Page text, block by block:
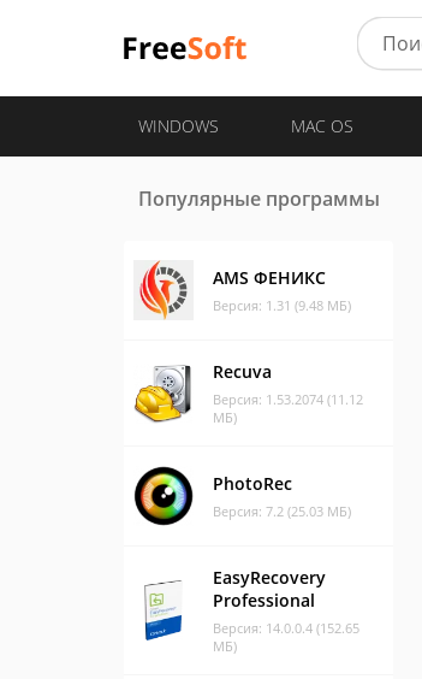
WINDOWS MAC OS
Популярные программы
AMS ФЕНИКС
Версия: 1.31 (9.48 МБ)
Recuva
Версия: 1.53.2074 (11.12
МБ)
PhotoRec
Версия: 7.2 (25.03 МБ)
EasyRecovery
Professional
Версия: 14.0.0.4 (152.65
МБ)